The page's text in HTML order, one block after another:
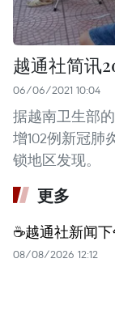
越通社简讯
06/06/2021 10:04
据越南卫生部
增102例新冠肺
锁地区发现。
更多
☕️越通社新闻
08/08/2026 12:12